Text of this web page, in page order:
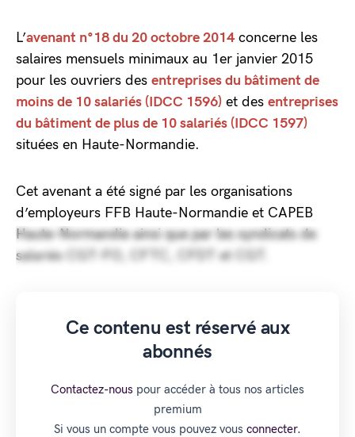
L’avenant n°18 du 20 octobre 2014concerne les
salaires mensuels minimaux au 1er janvier 2015
pour les ouvriers des entreprises du bâtiment de
moins de 10 salariés (IDCC 1596) et des entreprises
du bâtiment de plus de 10 salariés (IDCC 1597)
situées en Haute-Normandie.
Cet avenant a été signé par les organisations
d’employeurs FFB Haute-Normandie et CAPEB
Haute-Normandie ainsi que par les syndicats de
salariés CGT-FO, CFTC, CFDT et CGT.
Ce contenu est réservé aux
abonnés
Contactez-nous pour accéder à tous nos articles
premium
Si vous un compte vous pouvez vous connecter.